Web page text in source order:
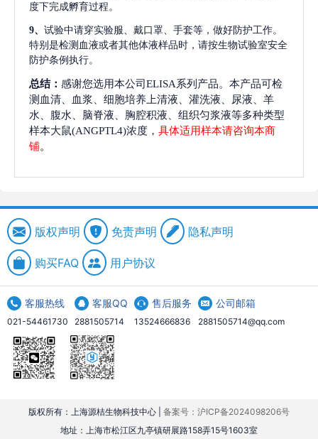
度下完成孵育过程。
9、 试验中请穿实验服、戴口罩、手套等，做好防护工作。
特别是检测血液或者其他体液样品时，请按生物试验室安全
防护条例执行。
总结： 感谢您选用本公司ELISA系列产品。本产品可检
测血清、血浆、细胞培养上清液、灌洗液、尿液、羊
水、腹水、脑脊液、胸腔积液、组织匀浆液等多种类型
样本大鼠(ANGPTL4)浓度， 具体适用样本请咨询本商
铺。
版权声明 免责声明 隐私声明
购买FAQ 用户协议
客服热线
021-54461730
客服QQ
2881505714
售后服务
13524666836
公司邮箱
2881505714@qq.com
版权所有：上海源桔生物科技中心 | 备案号：沪ICP备2024098206号
地址：上海市松江区九亭镇研展路158弄15号1603室